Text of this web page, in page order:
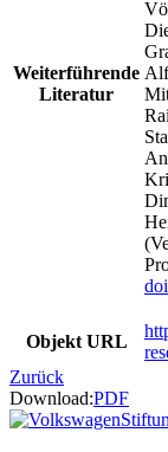
Weiterführende
Literatur
Objekt URL
Zurück
Download:PDF